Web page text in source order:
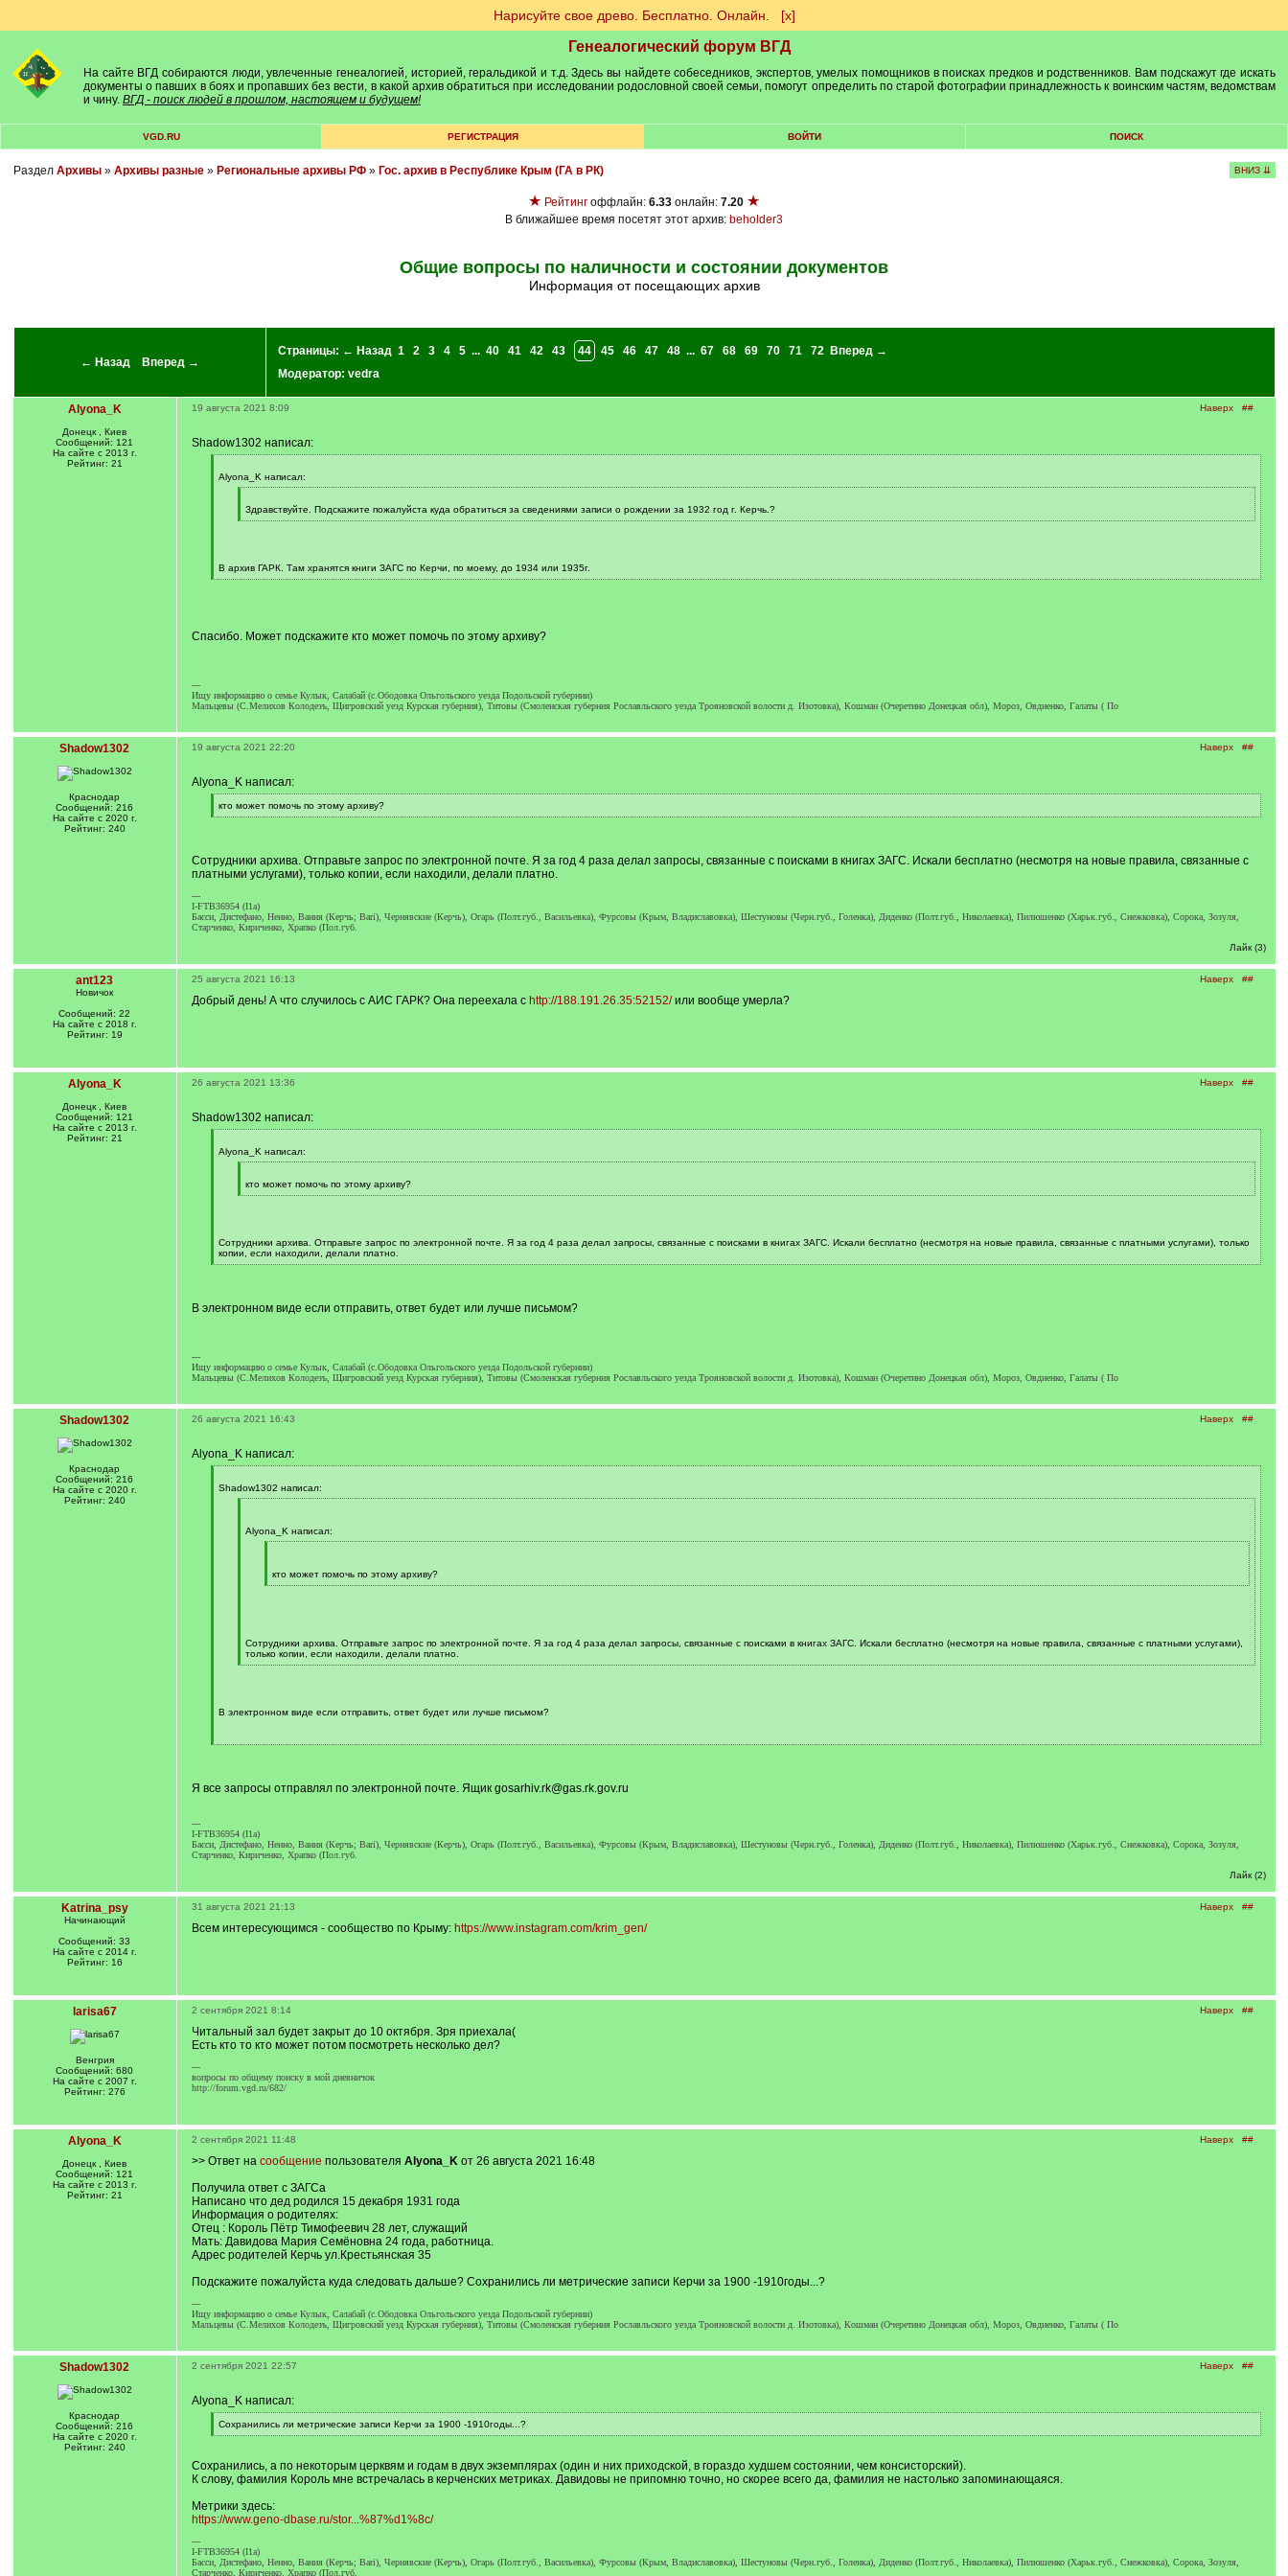
Нарисуйте свое древо. Бесплатно. Онлайн. [х]
Генеалогический форум ВГД
На сайте ВГД собираются люди, увлеченные генеалогией, историей, геральдикой и т.д. Здесь вы найдете собеседников, экспертов, умелых помощников в поисках предков и родственников. Вам подскажут где искать
документы о павших в боях и пропавших без вести, в какой архив обратиться при исследовании родословной своей семьи, помогут определить по старой фотографии принадлежность к воинским частям, ведомствам
и чину. ВГД - поиск людей в прошлом, настоящем и будущем!
VGD.RU РЕГИСТРАЦИЯ ВОЙТИ ПОИСК
Раздел Архивы» Архивы разные» Региональные архивы РФ» Гос. архив в Республике Крым (ГА в РК) ВНИЗ ⇊
★ Рейтинг оффлайн: 6.33 онлайн: 7.20 ★
В ближайшее время посетят этот архив: beholder3
Общие вопросы по наличности и состоянии документов
Информация от посещающих архив
← Назад Вперед →
Страницы: ← Назад 1 2 3 4 5 ... 40 41 42 43 44 45 46 47 48 ... 67 68 69 70 71 72
Вперед →
Модератор: vedra
Alyona_K
Донецк , Киев
Сообщений: 121
На сайте с 2013 г.
Рейтинг: 21
Наверх ##
19 августа 2021 8:09
Shadow1302 написал:
q
Alyona_K написал:
q
]
Здравствуйте. Подскажите пожалуйста куда обратиться за сведениями записи о рождении за 1932 год г. Керчь.?
[
В архив ГАРК. Там хранятся книги ЗАГС по Керчи, по моему, до 1934 или 1935г.
[
Спасибо. Может подскажите кто может помочь по этому архиву?
---
Ищу информацию о семье Кулык, Салабай (с.Ободовка Ольгольского уезда Подольской губернии)
Мальцевы (С.Мелихов Колодезъ, Щигровский уезд Курская губерния), Титовы (Смоленская губерния Рославльского уезда Трояновской волости д. Изотовка), Кошман (Очеретино Донецкая обл), Мороз, Овдиенко, Галаты ( По
Shadow1302
Краснодар
Сообщений: 216
На сайте с 2020 г.
Рейтинг: 240
Наверх ##
19 августа 2021 22:20
Alyona_K написал:
[
q
кто может помочь по этому архиву?
[
Сотрудники архива. Отправьте запрос по электронной почте. Я за год 4 раза делал запросы, связанные с поисками в книгах ЗАГС. Искали бесплатно (несмотря на новые правила, связанные с
платными услугами), только копии, если находили, делали платно.
---
I-FTB36954 (I1a)
Басси, Диcтефано, Ненно, Вания (Керчь; Bari), Чернявские (Керчь), Огарь (Полт.губ., Васильевка), Фурсовы (Крым, Владиславовка), Шестуновы (Черн.губ., Голенка), Диденко (Полт.губ., Николаевка), Пилюшенко (Харьк.губ., Снежковка), Сорока, Зозуля,
Старченко, Кириченко, Храпко (Пол.губ.
Лайк (3)
ant123
Новичок
Сообщений: 22
На сайте с 2018 г.
Рейтинг: 19
Наверх ##
25 августа 2021 16:13
Добрый день! А что случилось с АИС ГАРК? Она переехала с http://188.191.26.35:52152/или вообще умерла?
Alyona_K
Донецк , Киев
Сообщений: 121
На сайте с 2013 г.
Рейтинг: 21
Наверх ##
26 августа 2021 13:36
Shadow1302 написал:
q
Alyona_K написал:
q
]
кто может помочь по этому архиву?
[
Сотрудники архива. Отправьте запрос по электронной почте. Я за год 4 раза делал запросы, связанные с поисками в книгах ЗАГС. Искали бесплатно (несмотря на новые правила, связанные с платными услугами), только
копии, если находили, делали платно.
[
В электронном виде если отправить, ответ будет или лучше письмом?
---
Ищу информацию о семье Кулык, Салабай (с.Ободовка Ольгольского уезда Подольской губернии)
Мальцевы (С.Мелихов Колодезъ, Щигровский уезд Курская губерния), Титовы (Смоленская губерния Рославльского уезда Трояновской волости д. Изотовка), Кошман (Очеретино Донецкая обл), Мороз, Овдиенко, Галаты ( По
Shadow1302
Краснодар
Сообщений: 216
На сайте с 2020 г.
Рейтинг: 240
Наверх ##
26 августа 2021 16:43
Alyona_K написал:
q
Shadow1302 написал:
]Alyona_K написал:
]кто может помочь по этому архиву?
[
Сотрудники архива. Отправьте запрос по электронной почте. Я за год 4 раза делал запросы, связанные с поисками в книгах ЗАГС. Искали бесплатно (несмотря на новые правила, связанные с платными услугами),
только копии, если находили, делали платно.
[
В электронном виде если отправить, ответ будет или лучше письмом?
[
Я все запросы отправлял по электронной почте. Ящик gosarhiv.rk@gas.rk.gov.ru
---
I-FTB36954 (I1a)
Басси, Диcтефано, Ненно, Вания (Керчь; Bari), Чернявские (Керчь), Огарь (Полт.губ., Васильевка), Фурсовы (Крым, Владиславовка), Шестуновы (Черн.губ., Голенка), Диденко (Полт.губ., Николаевка), Пилюшенко (Харьк.губ., Снежковка), Сорока, Зозуля,
Старченко, Кириченко, Храпко (Пол.губ.
Лайк (2)
Katrina_psy
Начинающий
Сообщений: 33
На сайте с 2014 г.
Рейтинг: 16
Наверх ##
31 августа 2021 21:13
Всем интересующимся - сообщество по Крыму: https://www.instagram.com/krim_gen/
larisa67
Венгрия
Сообщений: 680
На сайте с 2007 г.
Рейтинг: 276
Наверх ##
2 сентября 2021 8:14
Читальный зал будет закрыт до 10 октября. Зря приехала(
Есть кто то кто может потом посмотреть несколько дел?
---
вопросы по общему поиску в мой дневничок
http://forum.vgd.ru/682/
Alyona_K
Донецк , Киев
Сообщений: 121
На сайте с 2013 г.
Рейтинг: 21
Наверх ##
2 сентября 2021 11:48
>> Ответ на сообщение пользователя Alyona_Kот 26 августа 2021 16:48
Получила ответ с ЗАГСа
Написано что дед родился 15 декабря 1931 года
Информация о родителях:
Отец : Король Пётр Тимофеевич 28 лет, служащий
Мать: Давидова Мария Семёновна 24 года, работница.
Адрес родителей Керчь ул.Крестьянская 35
Подскажите пожалуйста куда следовать дальше? Сохранились ли метрические записи Керчи за 1900 -1910годы...?
---
Ищу информацию о семье Кулык, Салабай (с.Ободовка Ольгольского уезда Подольской губернии)
Мальцевы (С.Мелихов Колодезъ, Щигровский уезд Курская губерния), Титовы (Смоленская губерния Рославльского уезда Трояновской волости д. Изотовка), Кошман (Очеретино Донецкая обл), Мороз, Овдиенко, Галаты ( По
Shadow1302
Краснодар
Сообщений: 216
На сайте с 2020 г.
Рейтинг: 240
Наверх ##
2 сентября 2021 22:57
Alyona_K написал:
[
q
Сохранились ли метрические записи Керчи за 1900 -1910годы...?
[
]
Сохранились, а по некоторым церквям и годам в двух экземплярах (один и них приходской, в гораздо худшем состоянии, чем консисторский).
К слову, фамилия Король мне встречалась в керченских метриках. Давидовы не припомню точно, но скорее всего да, фамилия не настолько запоминающаяся.
Метрики здесь:
https://www.geno-dbase.ru/stor...%87%d1%8c/
---
I-FTB36954 (I1a)
Басси, Диcтефано, Ненно, Вания (Керчь; Bari), Чернявские (Керчь), Огарь (Полт.губ., Васильевка), Фурсовы (Крым, Владиславовка), Шестуновы (Черн.губ., Голенка), Диденко (Полт.губ., Николаевка), Пилюшенко (Харьк.губ., Снежковка), Сорока, Зозуля,
Старченко, Кириченко, Храпко (Пол.губ.